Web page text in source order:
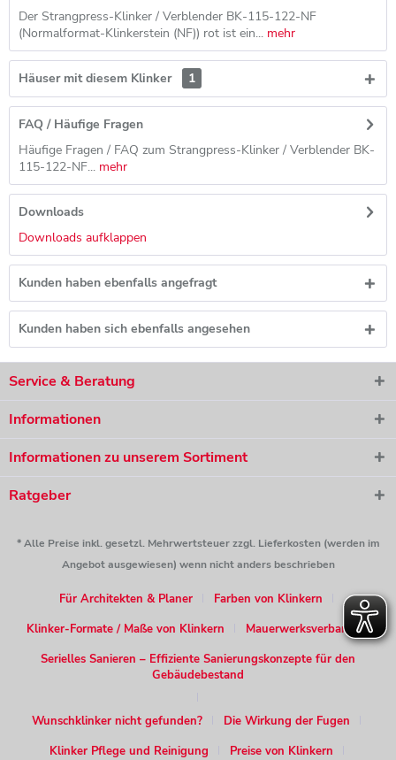
Der Strangpress-Klinker / Verblender BK-115-122-NF
(Normalformat-Klinkerstein (NF)) rot ist ein... mehr
Häuser mit diesem Klinker 1
FAQ / Häufige Fragen
Häufige Fragen / FAQ zum Strangpress-Klinker / Verblender BK-
115-122-NF... mehr
Downloads
Downloads aufklappen
Kunden haben ebenfalls angefragt
Kunden haben sich ebenfalls angesehen
Service & Beratung
Informationen
Informationen zu unserem Sortiment
Ratgeber
* Alle Preise inkl. gesetzl. Mehrwertsteuer zzgl. Lieferkosten (werden im
Angebot ausgewiesen) wenn nicht anders beschrieben
Für Architekten & Planer
Farben von Klinkern
Klinker-Formate / Maße von Klinkern
Mauerwerksverband
Serielles Sanieren – Effiziente Sanierungskonzepte für den
Gebäudebestand
Wunschklinker nicht gefunden?
Die Wirkung der Fugen
Klinker Pflege und Reinigung
Preise von Klinkern